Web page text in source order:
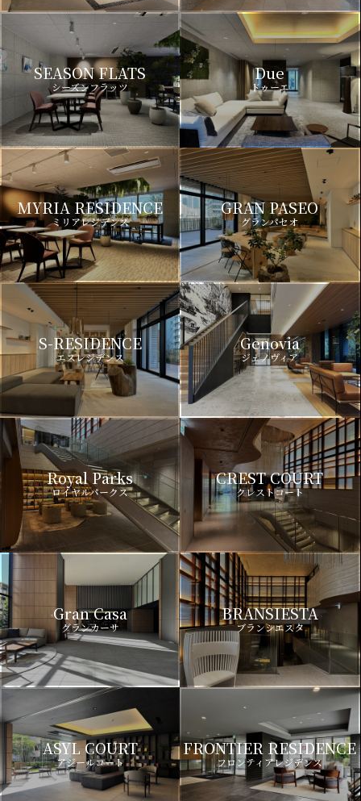
SEASON FLATS
シーズンフラッツ
Due
ドゥーエ
MYRIA RESIDENCE
ミリアレジデンス
GRAN PASEO
グランパセオ
S-RESIDENCE
エスレジデンス
Genovia
ジェノヴィア
Royal Parks
ロイヤルパークス
CREST COURT
クレストコート
Gran Casa
グランカーサ
BRANSIESTA
ブランシエスタ
ASYL COURT
アジールコート
FRONTIER RESIDENCE
フロンティアレジデンス